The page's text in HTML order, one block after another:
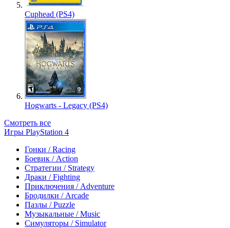
Cuphead (PS4)
Hogwarts - Legacy (PS4)
Смотреть все
Игры PlayStation 4
Гонки / Racing
Боевик / Action
Стратегии / Strategy
Драки / Fighting
Приключения / Adventure
Бродилки / Arcade
Пазлы / Puzzle
Музыкальные / Music
Симуляторы / Simulator